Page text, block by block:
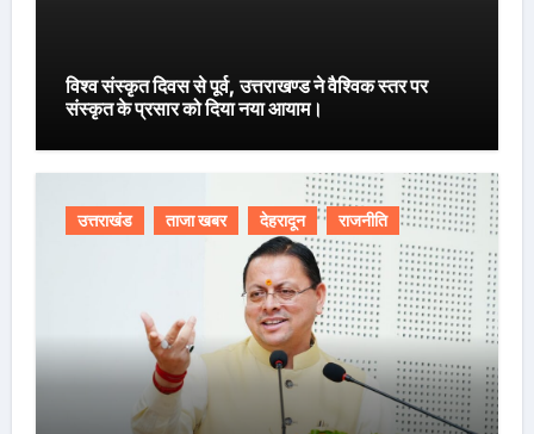
विश्व संस्कृत दिवस से पूर्व, उत्तराखण्ड ने वैश्विक स्तर पर
संस्कृत के प्रसार को दिया नया आयाम।
उत्तराखंड ताजा खबर देहरादून राजनीति